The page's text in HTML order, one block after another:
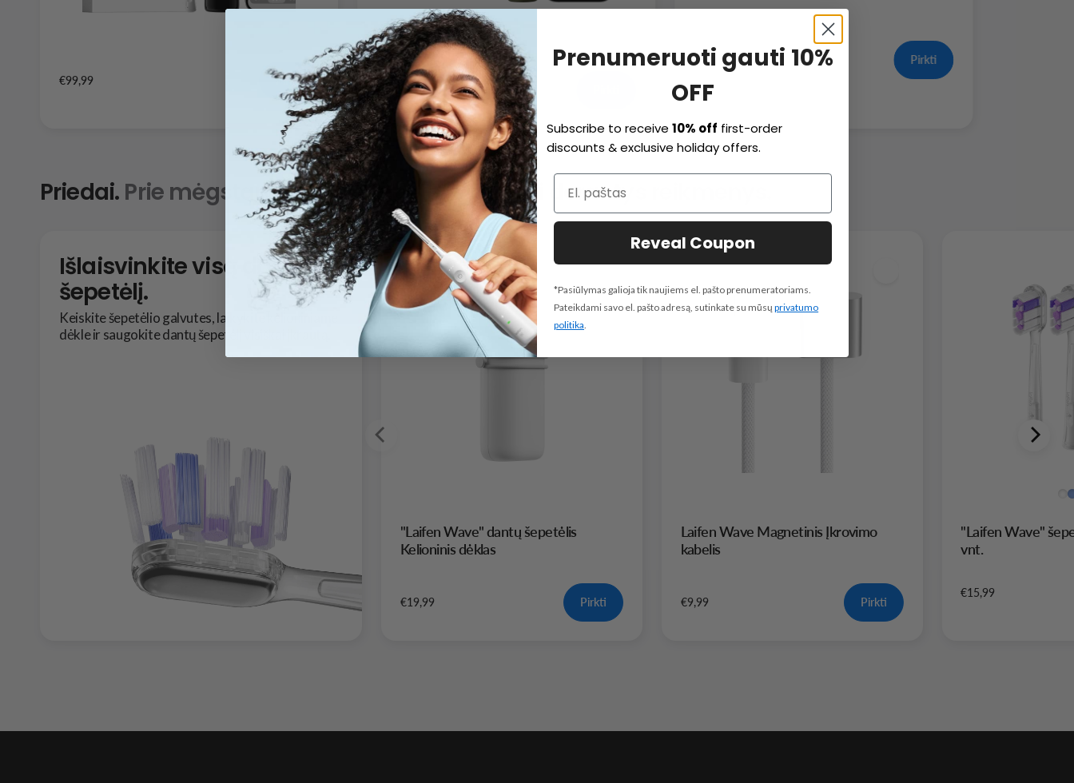
€99,99 Pirkti
€89,99
Pirkti
Priedai. Prie mėgstamo dantų šepetėlio puikiai derantys reikmenys.
Išlaisvinkite visą dantų
šepetėlį.
Keiskite šepetėlio galvutes, laikykite kelioniniame
dėkle ir saugokite dantų šepetėlį visiškai įkrautą.
"Laifen Wave" dantų šepetėlis
Kelioninis dėklas
€19,99 Pirkti
Laifen Wave Magnetinis Įkrovimo
kabelis
€9,99 Pirkti
"Laifen Wave"
vnt.
€15,99
Prenumeruoti gauti 10%
OFF
Subscribe to receive10% off first-order
discounts & exclusive holiday offers.
Reveal Coupon
*Pasiūlymas galioja tik naujiems el. pašto prenumeratoriams.
Pateikdami savo el. pašto adresą, sutinkate su mūsųprivatumo
politika